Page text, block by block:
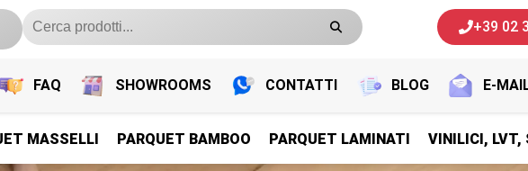
+39 02
FAQ SHOWROOMS CONTATTI BLOG E-
MASSELLI PARQUET BAMBOO PARQUET LAMINATI VINILICI, LVT,